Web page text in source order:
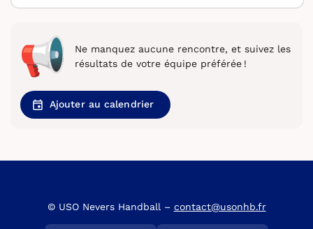
Ne manquez aucune rencontre, et suivez les
résultats de votre équipe préférée !
Ajouter au calendrier
© USO Nevers Handball – contact@usonhb.fr